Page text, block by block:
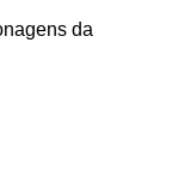
da